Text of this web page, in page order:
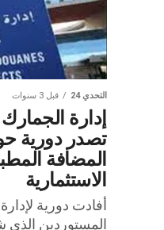
التحدي 24 قبل 3 سنوات
إدارة
تصدر دورية
المضافة
الاستثمارية
أفادت دورية
المستوردين الذي